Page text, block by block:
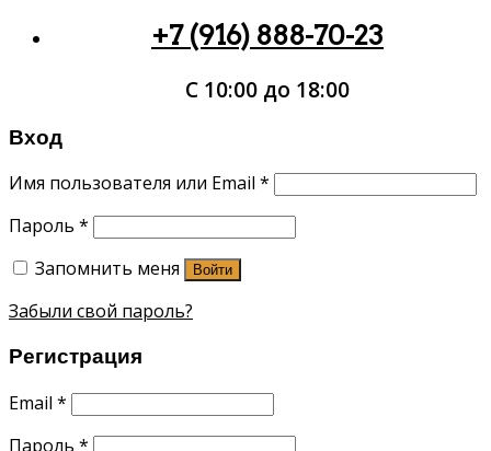
+7 (916) 888-70-23
С 10:00 до 18:00
Вход
Имя пользователя или Email *
Пароль *
Запомнить меня
Войти
Забыли свой пароль?
Регистрация
Email *
Пароль *